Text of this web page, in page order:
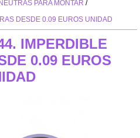
PARA MONTAR /
DESDE 0.09 EUROS UNIDAD
IMPERDIBLE
0.09 EUROS